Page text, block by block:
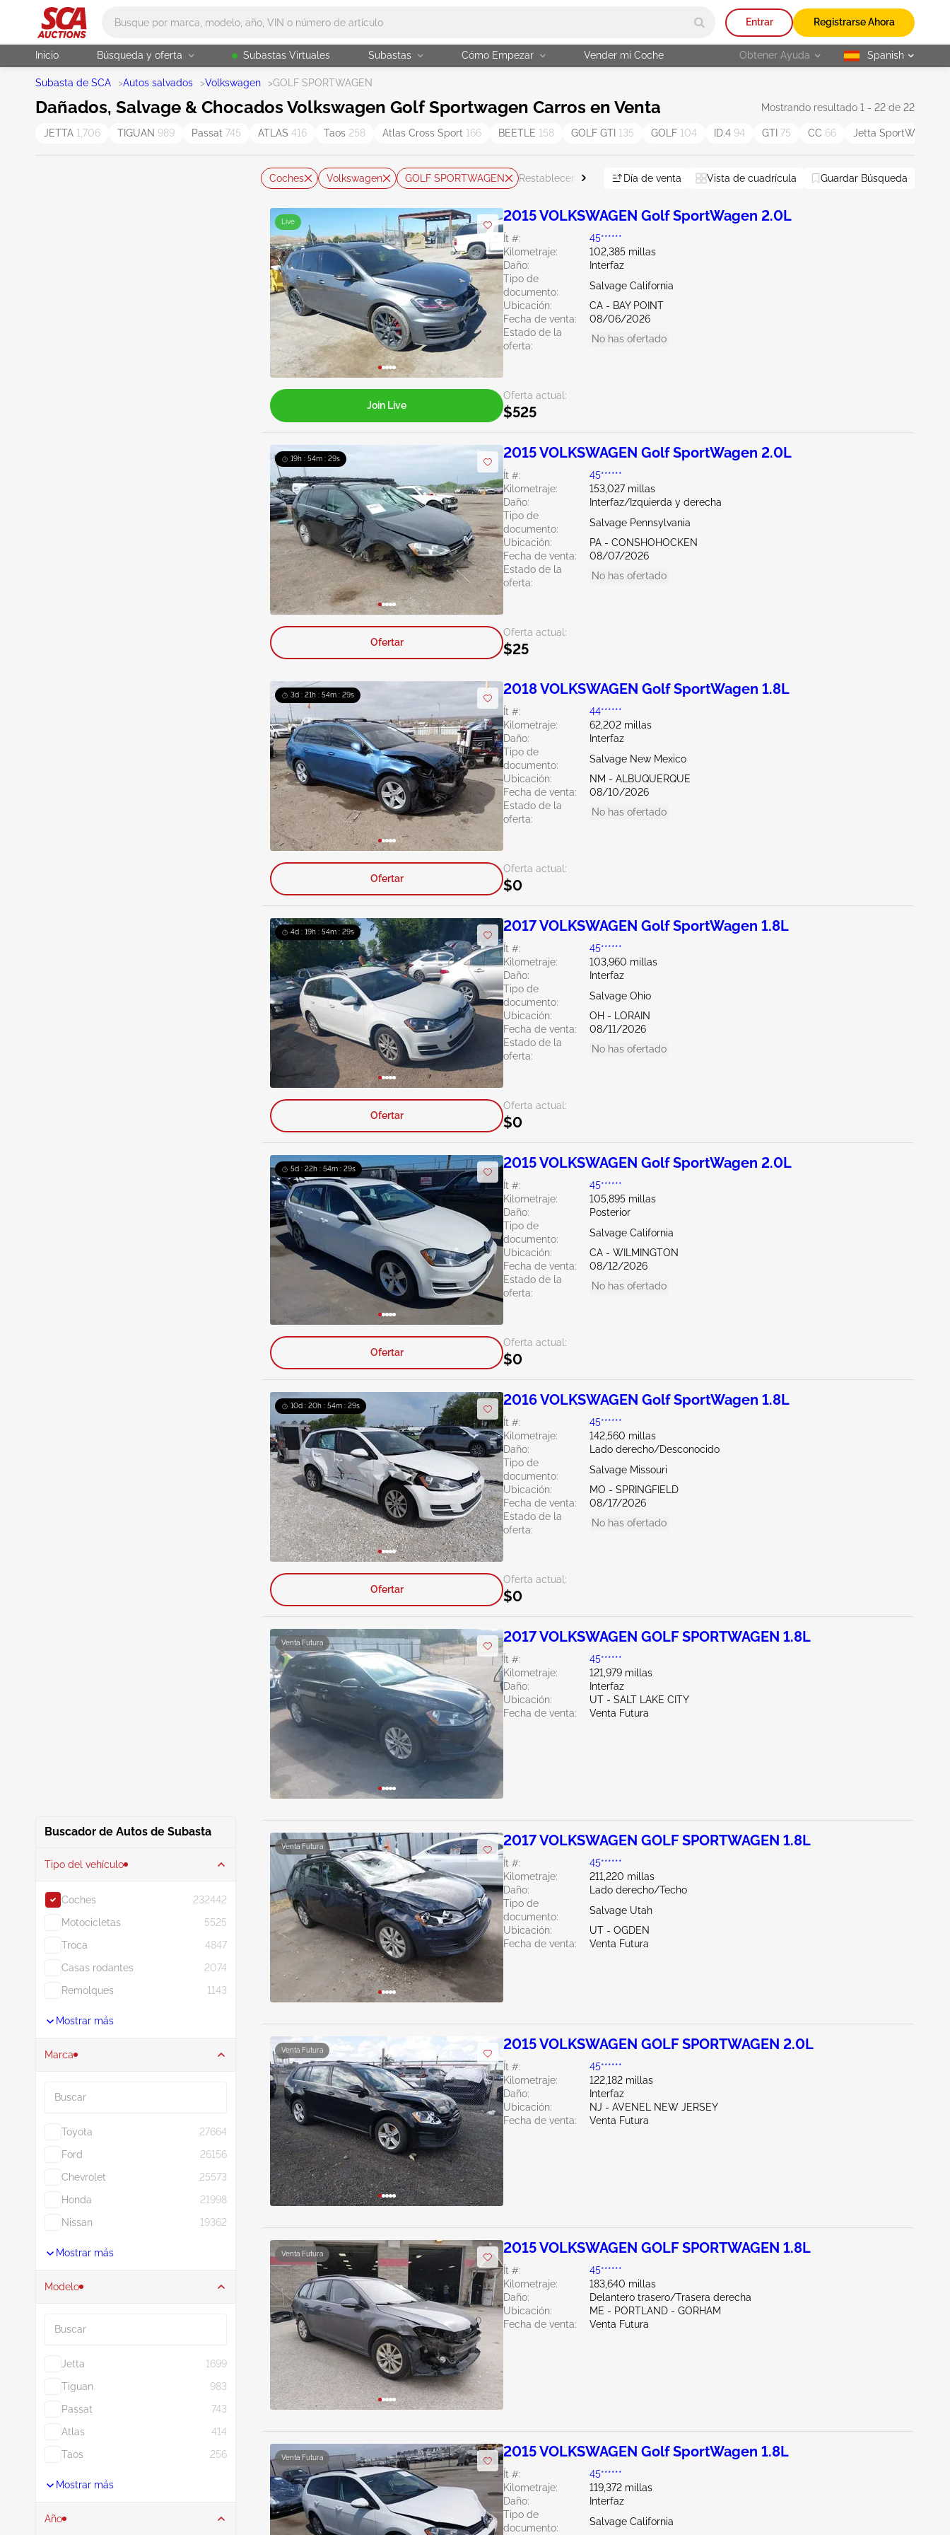
Entrar Registrarse Ahora
Inicio Búsqueda y oferta Subastas Virtuales Subastas Cómo Empezar Vender mi Coche Obtener Ayuda selected
Spanish
Subasta de SCA >Autos salvados >Volkswagen >GOLF SPORTWAGEN
Dañados, Salvage & Chocados Volkswagen Golf Sportwagen Carros en Venta Mostrando resultado 1 - 22 de 22
JETTA 1,706 TIGUAN 989 Passat 745 ATLAS 416 Taos 258 Atlas Cross Sport 166 BEETLE 158 GOLF GTI 135 GOLF 104 ID.4 94 GTI 75 CC 66 Jetta SportWagen
Buscador de Autos de Subasta
Tipo del vehículo
Coches
232442
Motocicletas
5525
Troca
4847
Casas rodantes
2074
Remolques
1143
Mostrar más
Marca
Toyota
27664
Ford
26156
Chevrolet
25573
Honda
21998
Nissan
19362
Mostrar más
Modelo
Jetta
1699
Tiguan
983
Passat
743
Atlas
414
Taos
256
Mostrar más
Año
Coches Volkswagen GOLF SPORTWAGEN Restablecer todo Día de venta Vista de cuadrícula Guardar Búsqueda
Live 2015 VOLKSWAGEN Golf SportWagen 2.0L
Ít #:
45******
Kilometraje:
102,385 millas
Daño:
Interfaz
Tipo de
documento:
Salvage California
Ubicación:
CA - BAY POINT
Fecha de venta:
08/06/2026
Estado de la
oferta:
No has ofertado
Oferta actual:
$525
Join Live
19h : 54m : 27s 2015 VOLKSWAGEN Golf SportWagen 2.0L
Ít #:
45******
Kilometraje:
153,027 millas
Daño:
Interfaz/Izquierda y derecha
Tipo de
documento:
Salvage Pennsylvania
Ubicación:
PA - CONSHOHOCKEN
Fecha de venta:
08/07/2026
Estado de la
oferta:
No has ofertado
Oferta actual:
$25
Ofertar
3d : 21h : 54m : 27s 2018 VOLKSWAGEN Golf SportWagen 1.8L
Ít #:
44******
Kilometraje:
62,202 millas
Daño:
Interfaz
Tipo de
documento:
Salvage New Mexico
Ubicación:
NM - ALBUQUERQUE
Fecha de venta:
08/10/2026
Estado de la
oferta:
No has ofertado
Oferta actual:
$0
Ofertar
4d : 19h : 54m : 27s 2017 VOLKSWAGEN Golf SportWagen 1.8L
Ít #:
45******
Kilometraje:
103,960 millas
Daño:
Interfaz
Tipo de
documento:
Salvage Ohio
Ubicación:
OH - LORAIN
Fecha de venta:
08/11/2026
Estado de la
oferta:
No has ofertado
Oferta actual:
$0
Ofertar
5d : 22h : 54m : 27s 2015 VOLKSWAGEN Golf SportWagen 2.0L
Ít #:
45******
Kilometraje:
105,895 millas
Daño:
Posterior
Tipo de
documento:
Salvage California
Ubicación:
CA - WILMINGTON
Fecha de venta:
08/12/2026
Estado de la
oferta:
No has ofertado
Oferta actual:
$0
Ofertar
10d : 20h : 54m : 27s 2016 VOLKSWAGEN Golf SportWagen 1.8L
Ít #:
45******
Kilometraje:
142,560 millas
Daño:
Lado derecho/Desconocido
Tipo de
documento:
Salvage Missouri
Ubicación:
MO - SPRINGFIELD
Fecha de venta:
08/17/2026
Estado de la
oferta:
No has ofertado
Oferta actual:
$0
Ofertar
Venta Futura 2017 VOLKSWAGEN GOLF SPORTWAGEN 1.8L
Ít #:
45******
Kilometraje:
121,979 millas
Daño:
Interfaz
Ubicación:
UT - SALT LAKE CITY
Fecha de venta:
Venta Futura
Venta Futura 2017 VOLKSWAGEN GOLF SPORTWAGEN 1.8L
Ít #:
45******
Kilometraje:
211,220 millas
Daño:
Lado derecho/Techo
Tipo de
documento:
Salvage Utah
Ubicación:
UT - OGDEN
Fecha de venta:
Venta Futura
Venta Futura 2015 VOLKSWAGEN GOLF SPORTWAGEN 2.0L
Ít #:
45******
Kilometraje:
122,182 millas
Daño:
Interfaz
Ubicación:
NJ - AVENEL NEW JERSEY
Fecha de venta:
Venta Futura
Venta Futura 2015 VOLKSWAGEN GOLF SPORTWAGEN 1.8L
Ít #:
45******
Kilometraje:
183,640 millas
Daño:
Delantero trasero/Trasera derecha
Ubicación:
ME - PORTLAND - GORHAM
Fecha de venta:
Venta Futura
Venta Futura 2015 VOLKSWAGEN Golf SportWagen 1.8L
Ít #:
45******
Kilometraje:
119,372 millas
Daño:
Interfaz
Tipo de
documento:
Salvage California